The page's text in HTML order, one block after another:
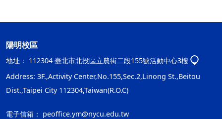
陽明校區
地址： 112304 臺北市北投區立農街二段155號活動中心3樓
Address: 3F.,Activity Center,No.155,Sec.2,Linong St.,Beitou
Dist.,Taipei City 112304,Taiwan(R.O.C)
電子信箱： peoffice.ym@nycu.edu.tw